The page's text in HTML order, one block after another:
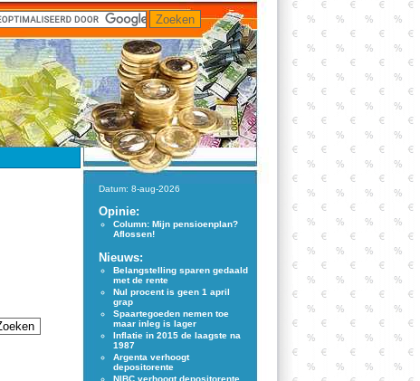
Datum: 8-aug-2026
Opinie:
Column: Mijn pensioenplan?
Aflossen!
Nieuws:
Belangstelling sparen gedaald
met de rente
Nul procent is geen 1 april
grap
Spaartegoeden nemen toe
maar inleg is lager
Inflatie in 2015 de laagste na
1987
Argenta verhoogt
depositorente
NIBC verhoogt depositorente